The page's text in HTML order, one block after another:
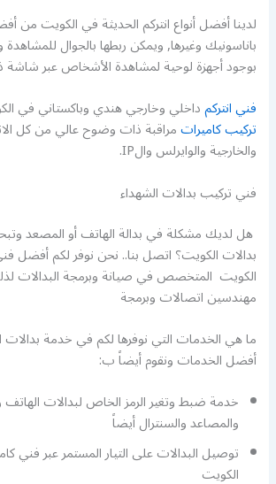
لدينا أفضل أنواع انتركم الحديثة في الكويت من
باناسونيك وغيرها, ويمكن ربطها بالجوال للمشاهدة
بوجود أجهزة لوحية لمشاهدة الأشخاص عبر
فني انتركمداخلي وخارجي هندي وباكستاني في
تركيب كاميراتمراقبة ذات وضوح عالي من كل
والخارجية والوايرلس والIP.
فني تركيب بدالات الشهداء
هل لديك مشكلة في بدالة الهاتف أو المصعد
بدالات الكويت؟ اتصل بنا.. نحن نوفر لكم أفضل
الكويت المتخصص في صيانة وبرمجة البدالات
مهندسين اتصالات وبرمجة
ما هي الخدمات التي نوفرها لكم في خدمة بدالات
أفضل الخدمات ونقوم أيضاً ب:
خدمة ضبط وتغير الرمز الخاص لبدالات
والمصاعد والسنترال أيضاً
توصيل البدالات على التيار المستمر عبر فني
الكويت